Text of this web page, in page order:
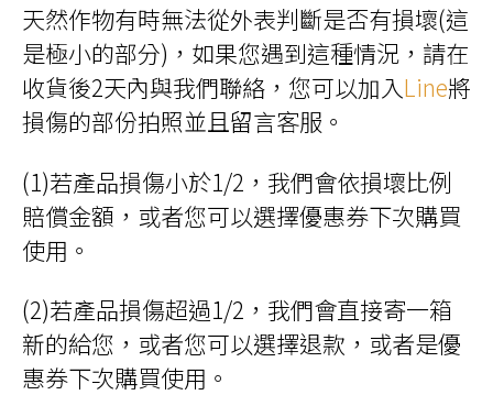
品
頁
面
選
選
項
天然作物有時無法從外表判斷是否有損壞(這
是極小的部分)，如果您遇到這種情況，請在
收貨後2天內與我們聯絡，您可以加入Line將
損傷的部份拍照並且留言客服。
(1)若產品損傷小於1/2，我們會依損壞比例
賠償金額，或者您可以選擇優惠券下次購買
使用。
(2)若產品損傷超過1/2，我們會直接寄一箱
新的給您，或者您可以選擇退款，或者是優
惠券下次購買使用。